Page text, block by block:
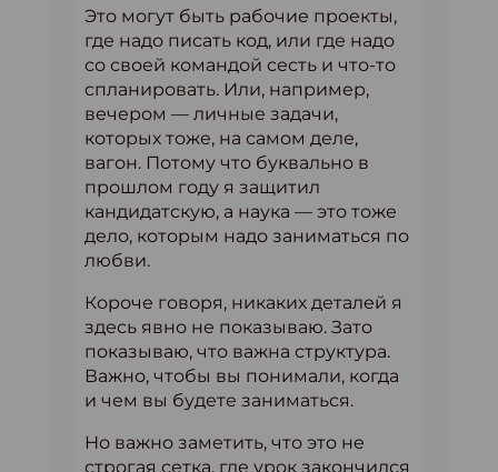
Это могут быть рабочие проекты,
где надо писать код, или где надо
со своей командой сесть и что-то
спланировать. Или, например,
вечером — личные задачи,
которых тоже, на самом деле,
вагон. Потому что буквально в
прошлом году я защитил
кандидатскую, а наука — это тоже
дело, которым надо заниматься по
любви.
Короче говоря, никаких деталей я
здесь явно не показываю. Зато
показываю, что важна структура.
Важно, чтобы вы понимали, когда
и чем вы будете заниматься.
Но важно заметить, что это не
строгая сетка, где урок закончился